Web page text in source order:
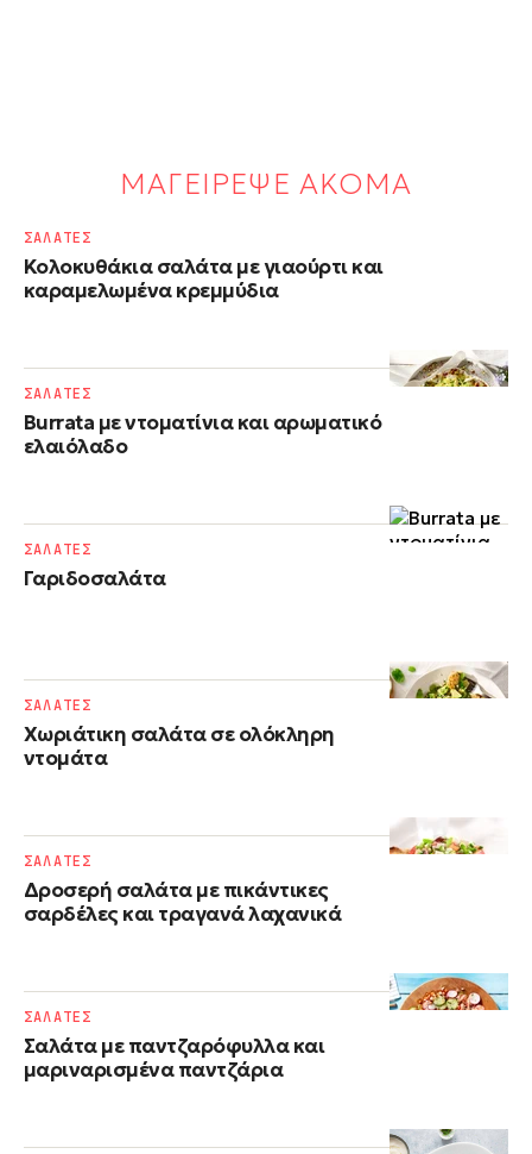
ΜΑΓΕΙΡΕΨΕ ΑΚΟΜΑ
Κολοκυθάκια σαλάτα με γιαούρτι και
καραμελωμένα κρεμμύδια
ΣΑΛΑΤΕΣ
Burrata με ντοματίνια και αρωματικό
ελαιόλαδο
ΣΑΛΑΤΕΣ
Γαριδοσαλάτα
ΣΑΛΑΤΕΣ
Χωριάτικη σαλάτα σε ολόκληρη
ντομάτα
ΣΑΛΑΤΕΣ
Δροσερή σαλάτα με πικάντικες
σαρδέλες και τραγανά λαχανικά
ΣΑΛΑΤΕΣ
Σαλάτα με παντζαρόφυλλα και
μαριναρισμένα παντζάρια
ΣΑΛΑΤΕΣ